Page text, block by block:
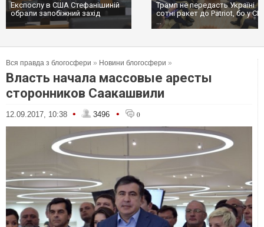
Експослу в США Стефанішиній
обрали запобіжний захід
Трамп не передасть Україні
сотні ракет до Patriot, бо у
...
Вся правда з блогосфери » Новини блогосфери »
Власть начала массовые аресты
сторонников Саакашвили
12.09.2017, 10:38 • 3496 • 0